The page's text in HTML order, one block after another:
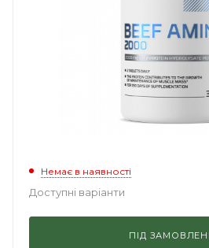
Немає в наявності
Доступні варіанти
ПІД